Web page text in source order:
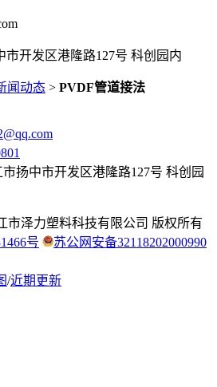
开发区港隆路127号 科创园内
闻动态 > PVDF管道接法
扬中市开发区港隆路127号 科创园
市泽力塑料科技有限公司 版权所有
号
苏公网安备32118202000990
/近期更新